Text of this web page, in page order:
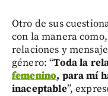
Otro de sus
con la manera
relaciones y
género: “Toda la
femenino, para mí
inaceptable”,